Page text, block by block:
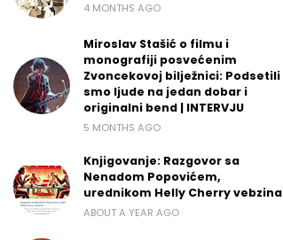
4 MONTHS AGO
Miroslav Stašić o filmu i
monografiji posvećenim
Zvoncekovoj bilježnici: Podsetili
smo ljude na jedan dobar i
originalni bend | INTERVJU
5 MONTHS AGO
Knjigovanje: Razgovor sa
Nenadom Popovićem,
urednikom Helly Cherry vebzina
ABOUT A YEAR AGO